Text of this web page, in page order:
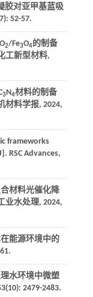
胶对亚甲基蓝吸
52-57.
2/Fe3O4的制备
工新型材料,
3N4材料的制备
材料学报, 2024,
frameworks
RSC Advances,
材料光催化降
业水处理, 2024,
能源环境中的
水环境中微塑
(10): 2479-2483.